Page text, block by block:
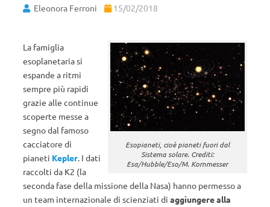
Eleonora Ferroni 15/02/2018
Esopianeti, cioè pianeti fuori dal
Sistema solare. Crediti:
Esa/Hubble/Eso/M. Kornmesser
La famiglia
esoplanetaria si
espande a ritmi
sempre più rapidi
grazie alle continue
scoperte messe a
segno dal famoso
cacciatore di
pianeti Kepler. I dati
raccolti da K2 (la
seconda fase della missione della Nasa) hanno permesso a
un team internazionale di scienziati di aggiungere alla